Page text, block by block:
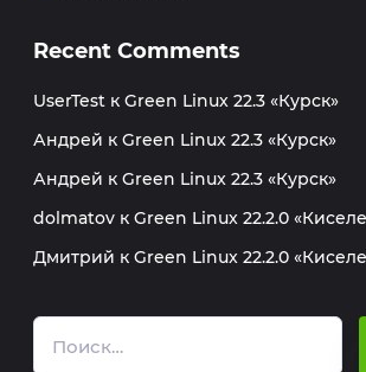
Recent Comments
UserTest к Green Linux 22.3 «Курск»
Андрей к Green Linux 22.3 «Курск»
Андрей к Green Linux 22.3 «Курск»
dolmatov к Green Linux 22.2.0
Дмитрий к Green Linux 22.2.0